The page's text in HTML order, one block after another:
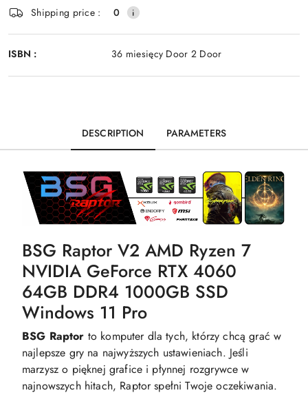
Shipping price :
0
ISBN : 36 miesięcy Door 2 Door
DESCRIPTION PARAMETERS
BSG Raptor V2 AMD Ryzen 7
NVIDIA GeForce RTX 4060
64GB DDR4 1000GB SSD
Windows 11 Pro
BSG Raptor to komputer dla tych, którzy chcą grać w
najlepsze gry na najwyższych ustawieniach. Jeśli
marzysz o pięknej grafice i płynnej rozgrywce w
najnowszych hitach, Raptor spełni Twoje oczekiwania.